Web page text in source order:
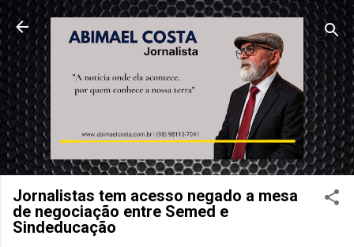
Pular para o conteúdo principal
Jornalistas tem acesso negado a mesa
de negociação entre Semed e
Sindeducação